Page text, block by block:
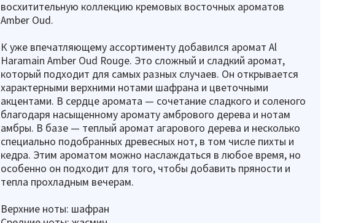
восхитительную коллекцию кремовых восточных ароматов
Amber Oud.
К уже впечатляющему ассортименту добавился аромат Al
Haramain Amber Oud Rouge. Это сложный и сладкий аромат,
который подходит для самых разных случаев. Он открывается
характерными верхними нотами шафрана и цветочными
акцентами. В сердце аромата — сочетание сладкого и соленого
благодаря насыщенному аромату амбрового дерева и нотам
амбры. В базе — теплый аромат агарового дерева и несколько
специально подобранных древесных нот, в том числе пихты и
кедра. Этим ароматом можно наслаждаться в любое время, но
особенно он подходит для того, чтобы добавить пряности и
тепла прохладным вечерам.
Верхние ноты: шафран